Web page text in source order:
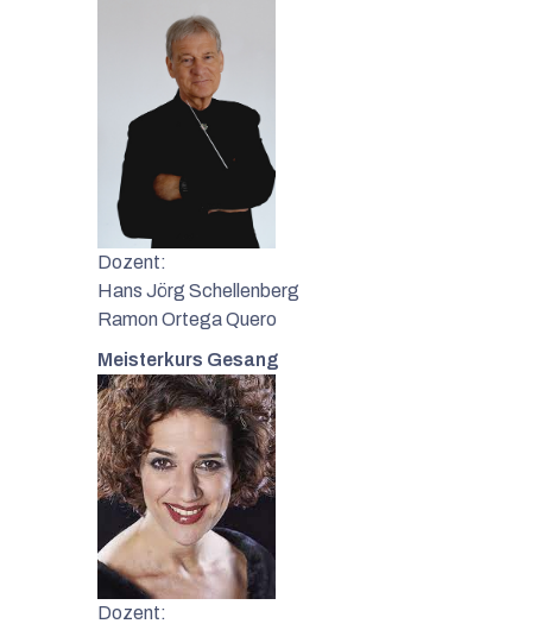
Dozent:
Hans Jörg Schellenberg
Ramon Ortega Quero
Meisterkurs Gesang
Dozent: